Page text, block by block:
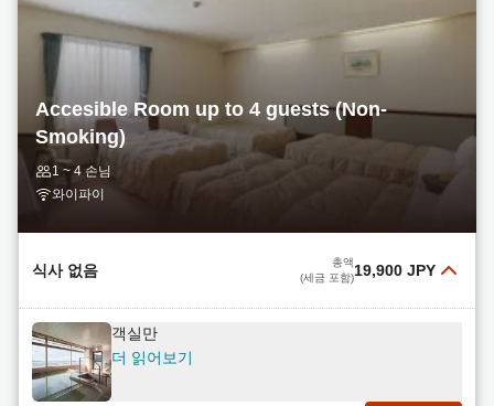
총액
(세금 포함)
14,700 JPY 선택하다
더 읽어보기
총액
선택하다
조식 포함 (체크아웃은 오후 12시까지)
(세금 포함)
저녁 식사는 저희 인기 메뉴인 마쿠노우치 도시락(2
끼 식사 포함)입니다! 비즈니스 여행객에게 안성맞
춤입니다! 무료 주차와 천연 온천탕도 이용하실 수
더 읽어보기
총액
(세금 포함)
16,500 JPY
1박 숙박 및 두 끼 식사 (저녁 식사는 사시미와 덴푸
(세금 포함)
21,800 JPY
Accesible Room up to 4 guests (Non-
Smoking)
1 ~ 4 손님
와이파이
식사 없음
총액
(세금 포함)19,900 JPY
객실만
더 읽어보기